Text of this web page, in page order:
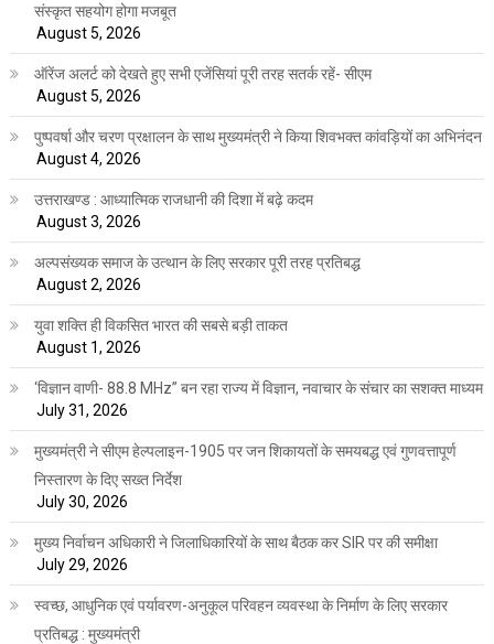
संस्कृत सहयोग होगा मजबूत
August 5, 2026
ऑरेंज अलर्ट को देखते हुए सभी एजेंसियां पूरी तरह सतर्क रहें- सीएम
August 5, 2026
पुष्पवर्षा और चरण प्रक्षालन के साथ मुख्यमंत्री ने किया शिवभक्त कांवड़ियों का अभिनंदन
August 4, 2026
उत्तराखण्ड : आध्यात्मिक राजधानी की दिशा में बढ़े कदम
August 3, 2026
अल्पसंख्यक समाज के उत्थान के लिए सरकार पूरी तरह प्रतिबद्ध
August 2, 2026
युवा शक्ति ही विकसित भारत की सबसे बड़ी ताकत
August 1, 2026
‘विज्ञान वाणी- 88.8 MHz” बन रहा राज्य में विज्ञान, नवाचार के संचार का सशक्त माध्यम
July 31, 2026
मुख्यमंत्री ने सीएम हेल्पलाइन-1905 पर जन शिकायतों के समयबद्ध एवं गुणवत्तापूर्ण
निस्तारण के दिए सख्त निर्देश
July 30, 2026
मुख्य निर्वाचन अधिकारी ने जिलाधिकारियों के साथ बैठक कर SIR पर की समीक्षा
July 29, 2026
स्वच्छ, आधुनिक एवं पर्यावरण-अनुकूल परिवहन व्यवस्था के निर्माण के लिए सरकार
प्रतिबद्ध : मुख्यमंत्री